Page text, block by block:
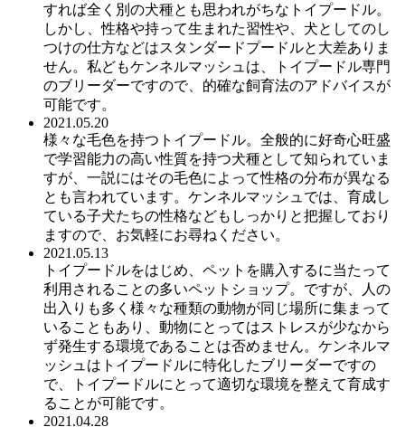
すれば全く別の犬種とも思われがちなトイプードル。
しかし、性格や持って生まれた習性や、犬としてのし
つけの仕方などはスタンダードプードルと大差ありま
せん。私どもケンネルマッシュは、トイプードル専門
のブリーダーですので、的確な飼育法のアドバイスが
可能です。
2021.05.20
様々な毛色を持つトイプードル。全般的に好奇心旺盛
で学習能力の高い性質を持つ犬種として知られていま
すが、一説にはその毛色によって性格の分布が異なる
とも言われています。ケンネルマッシュでは、育成し
ている子犬たちの性格などもしっかりと把握しており
ますので、お気軽にお尋ねください。
2021.05.13
トイプードルをはじめ、ペットを購入するに当たって
利用されることの多いペットショップ。ですが、人の
出入りも多く様々な種類の動物が同じ場所に集まって
いることもあり、動物にとってはストレスが少なから
ず発生する環境であることは否めません。ケンネルマ
ッシュはトイプードルに特化したブリーダーですの
で、トイプードルにとって適切な環境を整えて育成す
ることが可能です。
2021.04.28